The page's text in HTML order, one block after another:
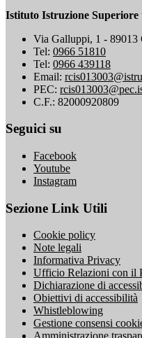
Istituto Istruzione Superiore
Via Galluppi, 1 - 89013
Tel: 0966 51810
Tel: 0966 439118
Email:
PEC:
C.F.: 82000920809
Seguici su
Facebook
Youtube
Instagram
Sezione Link Utili
Cookie policy
Note legali
Informativa Privacy
Ufficio Relazioni con il
Dichiarazione di
Obiettivi di accessibilità
Whistleblowing
Gestione consensi